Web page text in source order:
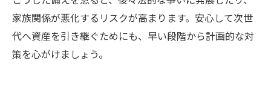
家族関係が悪化するリスクが高まります。安心して次世
代へ資産を引き継ぐためにも、早い段階から計画的な対
策を心がけましょう。